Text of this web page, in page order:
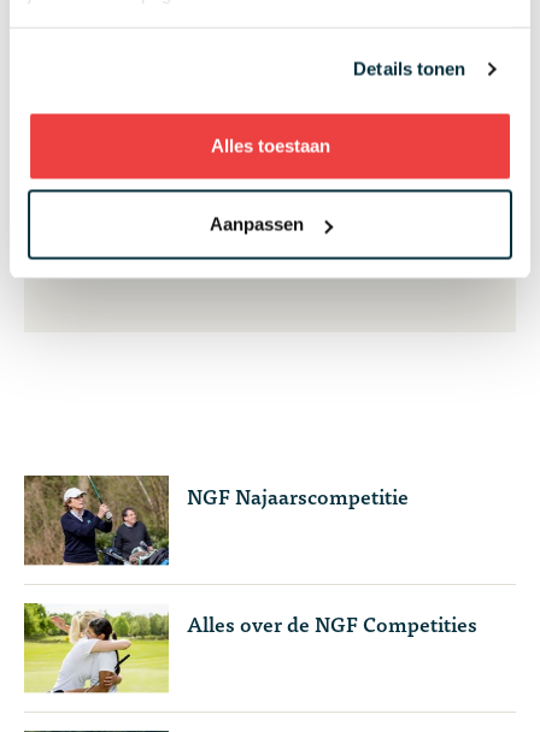
Details tonen
Alles toestaan
Aanpassen
Aanmelden
NGF Najaarscompetitie
Alles over de NGF Competities